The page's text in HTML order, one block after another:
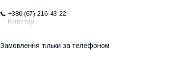
+380 (67) 216-43-22
Київстар
Замовлення тільки за телефоном